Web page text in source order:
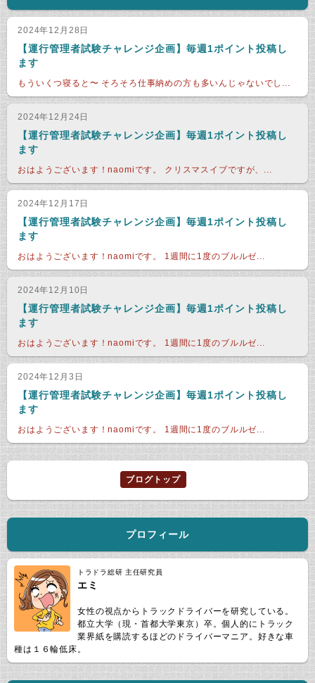
2024年12月28日
【運行管理者試験チャレンジ企画】毎週1ポイント投稿し
ます
もういくつ寝ると〜 そろそろ仕事納めの方も多いんじゃないでし...
2024年12月24日
【運行管理者試験チャレンジ企画】毎週1ポイント投稿し
ます
おはようございます！naomiです。 クリスマスイブですが、...
2024年12月17日
【運行管理者試験チャレンジ企画】毎週1ポイント投稿し
ます
おはようございます！naomiです。 1週間に1度のブルルゼ...
2024年12月10日
【運行管理者試験チャレンジ企画】毎週1ポイント投稿し
ます
おはようございます！naomiです。 1週間に1度のブルルゼ...
2024年12月3日
【運行管理者試験チャレンジ企画】毎週1ポイント投稿し
ます
おはようございます！naomiです。 1週間に1度のブルルゼ...
ブログトップ
プロフィール
トラドラ総研 主任研究員
エミ
女性の視点からトラックドライバーを研究している。
都立大学（現・首都大学東京）卒。個人的にトラック
業界紙を購読するほどのドライバーマニア。好きな車
種は１６輪低床。